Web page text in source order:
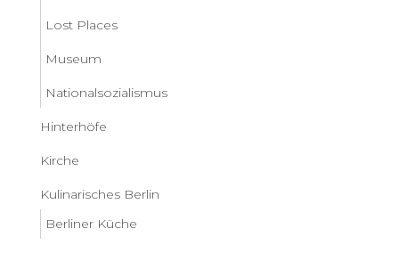
Lost Places
Museum
Nationalsozialismus
Hinterhöfe
Kirche
Kulinarisches Berlin
Berliner Küche